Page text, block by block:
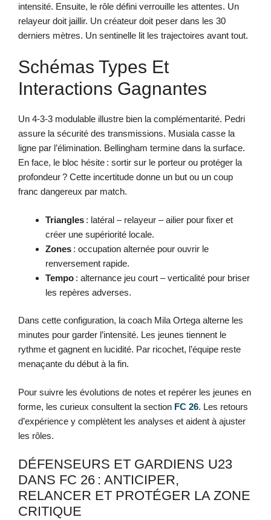
intensité. Ensuite, le rôle défini verrouille les attentes. Un
relayeur doit jaillir. Un créateur doit peser dans les 30
derniers mètres. Un sentinelle lit les trajectoires avant tout.
Schémas Types Et
Interactions Gagnantes
Un 4-3-3 modulable illustre bien la complémentarité. Pedri
assure la sécurité des transmissions. Musiala casse la
ligne par l’élimination. Bellingham termine dans la surface.
En face, le bloc hésite : sortir sur le porteur ou protéger la
profondeur ? Cette incertitude donne un but ou un coup
franc dangereux par match.
Triangles : latéral – relayeur – ailier pour fixer et
créer une supériorité locale.
Zones : occupation alternée pour ouvrir le
renversement rapide.
Tempo : alternance jeu court – verticalité pour briser
les repères adverses.
Dans cette configuration, la coach Mila Ortega alterne les
minutes pour garder l’intensité. Les jeunes tiennent le
rythme et gagnent en lucidité. Par ricochet, l’équipe reste
menaçante du début à la fin.
Pour suivre les évolutions de notes et repérer les jeunes en
forme, les curieux consultent la section FC 26. Les retours
d’expérience y complètent les analyses et aident à ajuster
les rôles.
DÉFENSEURS ET GARDIENS U23
DANS FC 26 : ANTICIPER,
RELANCER ET PROTÉGER LA ZONE
CRITIQUE